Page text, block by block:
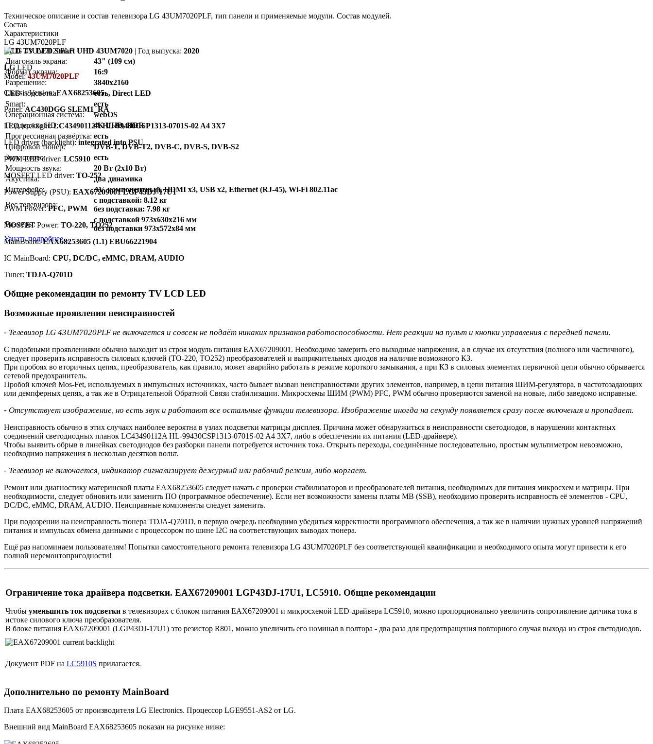
Техническое описание и состав телевизора LG 43UM7020PLF, тип панели и применяемые модули. Состав модулей.
Состав
Характеристики
LG 43UM7020PLF
LCD TV LED Smart UHD 43UM7020 | Год выпуска: 2020
Диагональ экрана:
43" (109 см)
Формат экрана:
16:9
Разрешение:
3840x2160
LED подсветка:
есть, Direct LED
Smart:
есть
Операционная система:
webOS
Поддержка HD:
4K UHD, HDR
Прогрессивная развёртка: есть
Цифровой тюнер:
DVB-T, DVB-T2, DVB-C, DVB-S, DVB-S2
Звук стерео:
есть
Мощность звука:
20 Вт (2х10 Вт)
Акустика:
два динамика
Интерфейс:
AV, компонентный, HDMI x3, USB x2, Ethernet (RJ-45), Wi-Fi 802.11ac
Вес телевизора:
с подставкой: 8.12 кг
без подставки: 7.98 кг
Размеры:
с подставкой 973x630x216 мм
без подставки 973x572x84 мм
Узнать подробнее...
LG LED
Model:43UM7020PLF
Chassis/Version:EAX68253605
Panel:AC430DGG SLEM1_RA
LED backlight:LC43490112A HL-99430CSP1313-0701S-02 A4 3X7
LED driver (backlight):integrated into PSU
PWM LED driver: LC5910
MOSFET LED driver: TO-252
Power Supply (PSU): EAX67209001 LGP43DJ-17U1
PWM Power:PFC, PWM
MOSFET Power: TO-220, TO252
MainBoard:EAX68253605 (1.1) EBU66221904
IC MainBoard: CPU, DC/DC, eMMC, DRAM, AUDIO
Тuner: TDJA-Q701D
Общие рекомендации по ремонту TV LCD LED
Возможные проявления неисправностей
- Телевизор LG 43UM7020PLF не включается и совсем не подаёт никаких признаков работоспособности. Нет реакции на пульт и кнопки управления с передней панели.
С подобными проявлениями обычно выходит из строя модуль питания EAX67209001. Необходимо замерить его выходные напряжения, а в случае их отсутствия (полного или частичного),
следует проверить исправность силовых ключей (TO-220, TO252) преобразователей и выпрямительных диодов на наличие возможного КЗ.
При пробоях во вторичных цепях, преобразователь, как правило, может аварийно работать в режиме короткого замыкания, а при КЗ в силовых элементах первичной цепи обычно обрывается
сетевой предохранитель.
Пробой ключей Mos-Fet, используемых в импульсных источниках, часто бывает вызван неисправностями других элементов, например, в цепи питания ШИМ-регулятора, в частотозадающих
или демпферных цепях, а так же в Отрицательной Обратной Связи стабилизации. Микросхемы ШИМ (PWM) PFC, PWM обычно проверяются заменой на новые, либо заведомо исправные.
- Отсутствует изображение, но есть звук и работают все остальные функции телевизора. Изображение иногда на секунду появляется сразу после включения и пропадает.
Неисправность обычно в этих случаях наиболее вероятна в узлах подсветки матрицы дисплея. Причина может обнаружиться в неисправности светодиодов, в нарушении контактных
соединений светодиодных планок LC43490112A HL-99430CSP1313-0701S-02 A4 3X7, либо в обеспечении их питания (LED-драйвере).
Чтобы выявить обрыв в линейках светодиодов без разборки панели потребуется источник тока. Открыть переходы, соединённые последовательно, простым мультиметром невозможно,
необходимо напряжения в несколько десятков вольт.
- Телевизор не включается, индикатор сигнализирует дежурный или рабочий режим, либо моргает.
Ремонт или диагностику материнской платы EAX68253605 следует начать с проверки стабилизаторов и преобразователей питания, необходимых для питания микросхем и матрицы. При
необходимости, следует обновить или заменить ПО (программное обеспечение). Если нет возможности замены платы MB (SSB), необходимо проверить исправность её элементов - CPU,
DC/DC, eMMC, DRAM, AUDIO. Неисправные компоненты следует заменить.
При подозрении на неисправность тюнера TDJA-Q701D, в первую очередь необходимо убедиться корректности программного обеспечения, а так же в наличии нужных уровней напряжений
питания и импульсах обмена данными с процессором по шине I2C на соответствующих выводах тюнера.
Ещё раз напоминаем пользователям! Попытки самостоятельного ремонта телевизора LG 43UM7020PLF без соответствующей квалификации и необходимого опыта могут привести к его
полной неремонтопригодности!
Ограничение тока драйвера подсветки. EAX67209001 LGP43DJ-17U1, LC5910. Общие рекомендации
Чтобы уменьшить ток подсветки в телевизорах с блоком питания EAX67209001 и микросхемой LED-драйвера LC5910, можно пропорционально увеличить сопротивление датчика тока в
истоке силового ключа преобразователя.
В блоке питания EAX67209001 (LGP43DJ-17U1) это резистор R801, можно увеличить его номинал в полтора - два раза для предотвращения повторного случая выхода из строя светодиодов.
Документ PDF на LC5910S прилагается.
Дополнительно по ремонту MainBoard
Плата EAX68253605 от производителя LG Electronics. Процессор LGE9551-AS2 от LG.
Внешний вид MainBoard EAX68253605 показан на рисунке ниже: